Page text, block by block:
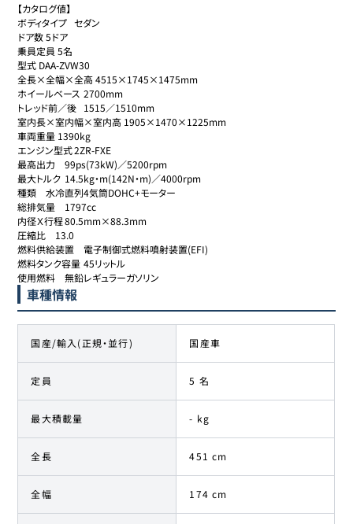
【カタログ値】
ボディタイプ	セダン
ドア数	5ドア
乗員定員 5名
型式 DAA-ZVW30
全長×全幅×全高 4515×1745×1475mm
ホイールベース	2700mm
トレッド前／後	1515／1510mm
室内長×室内幅×室内高 1905×1470×1225mm
車両重量 1390kg
エンジン型式	2ZR-FXE
最高出力	99ps(73kW)／5200rpm
最大トルク	14.5kg・m(142N・m)／4000rpm
種類	水冷直列4気筒DOHC+モーター
総排気量	1797cc
内径Ｘ行程	80.5mm×88.3mm
圧縮比	13.0
燃料供給装置	電子制御式燃料噴射装置(EFI)
燃料タンク容量	45リットル
使用燃料	無鉛レギュラーガソリン
車種情報
国産/輸入(正規・並行) 国産車
定員 5 名
最大積載量 - kg
全長 451 cm
全幅 174 cm